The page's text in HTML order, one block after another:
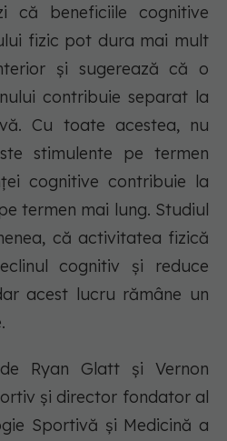
că beneficiile cognitive
fizic pot dura mai mult
și sugerează că o
contribuie separat la
Cu toate acestea, nu
stimulente pe termen
cognitive contribuie la
termen mai lung. Studiul
că activitatea fizică
cognitiv și reduce
acest lucru rămâne un
Ryan Glatt și Vernon
și director fondator al
Sportivă și Medicină a